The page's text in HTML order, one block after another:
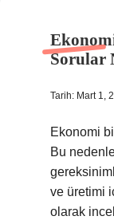
Sorular
Tarih: Mart 1,
Ekonomi
Bu
ve üretimi
olarak